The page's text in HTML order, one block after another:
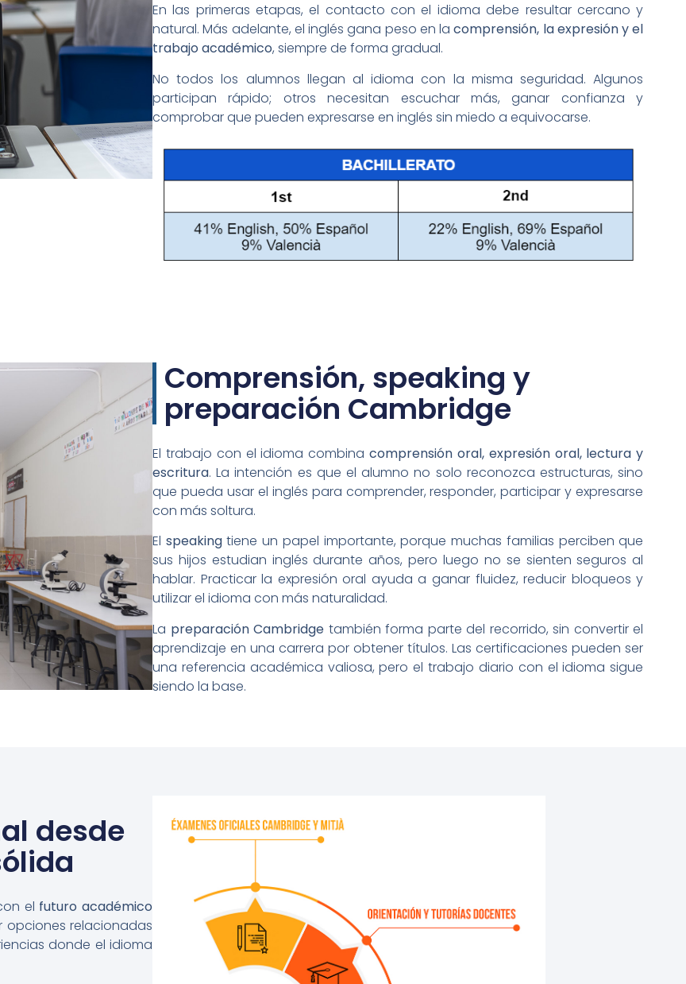
En las primeras etapas, el contacto con el idioma debe resultar cercano y
natural. Más adelante, el inglés gana peso en lacomprensión, la expresión y el
trabajo académico, siempre de forma gradual.
No todos los alumnos llegan al idioma con la misma seguridad. Algunos
participan rápido; otros necesitan escuchar más, ganar confianza y
comprobar que pueden expresarse en inglés sin miedo a equivocarse.
Comprensión, speaking y
preparación Cambridge
El trabajo con el idioma combinacomprensión oral, expresión oral, lectura y
escritura. La intención es que el alumno no solo reconozca estructuras, sino
que pueda usar el inglés para comprender, responder, participar y expresarse
con más soltura.
El speakingtiene un papel importante, porque muchas familias perciben que
sus hijos estudian inglés durante años, pero luego no se sienten seguros al
hablar. Practicar la expresión oral ayuda a ganar fluidez, reducir bloqueos y
utilizar el idioma con más naturalidad.
La preparación Cambridge también forma parte del recorrido, sin convertir el
aprendizaje en una carrera por obtener títulos. Las certificaciones pueden ser
una referencia académica valiosa, pero el trabajo diario con el idioma sigue
siendo la base.
desde
el futuro académico
opciones relacionadas
donde el idioma